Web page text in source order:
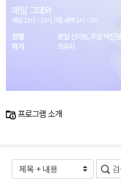
매일 그대와
매일 11시 ~ 12시, (재) 새벽 1시 ~ 2시
진행
평일 신아림, 주말 박진형
작가
최유지
프로그램 소개